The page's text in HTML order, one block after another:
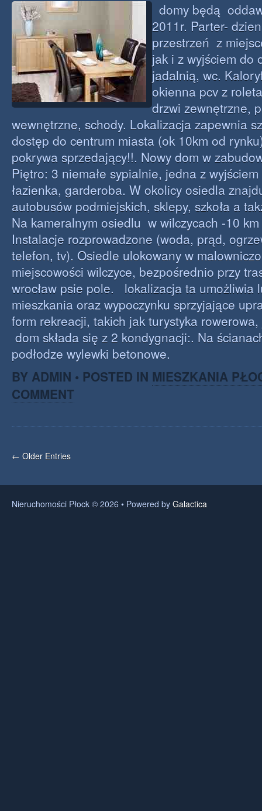
domy będą
2011r. Parter-
przestrzeń z
jak i z wyjściem do
jadalnią, wc.
okienna pcv z
drzwi zewnętrzne,
wewnętrzne, schody. Lokalizacja zapewnia
dostęp do centrum miasta (ok 10km od
pokrywa sprzedający!!. Nowy dom w
Piętro: 3 niemałe sypialnie, jedna z
łazienka, garderoba. W okolicy osiedla
autobusów podmiejskich, sklepy, szkoła a
Na kameralnym osiedlu w wilczycach -10
Instalacje rozprowadzone (woda, prąd,
telefon, tv). Osiedle ulokowany w
miejscowości wilczyce, bezpośrednio przy
wrocław psie pole. lokalizacja ta umożliwia
mieszkania oraz wypoczynku sprzyjające
form rekreacji, takich jak turystyka
dom składa się z 2 kondygnacji:. Na
podłodze wylewki betonowe.
BY ADMIN • POSTED IN MIESZKANIA
COMMENT
← Older Entries
Nieruchomości Płock © 2026 • Powered by Galactica